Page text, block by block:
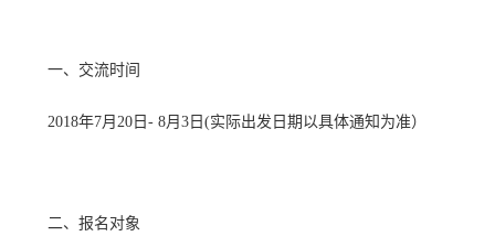
一、交流时间
2018年7月 20 日 - 8月 3 日 (实际出发日期以具体通知为准）
二、报名对象